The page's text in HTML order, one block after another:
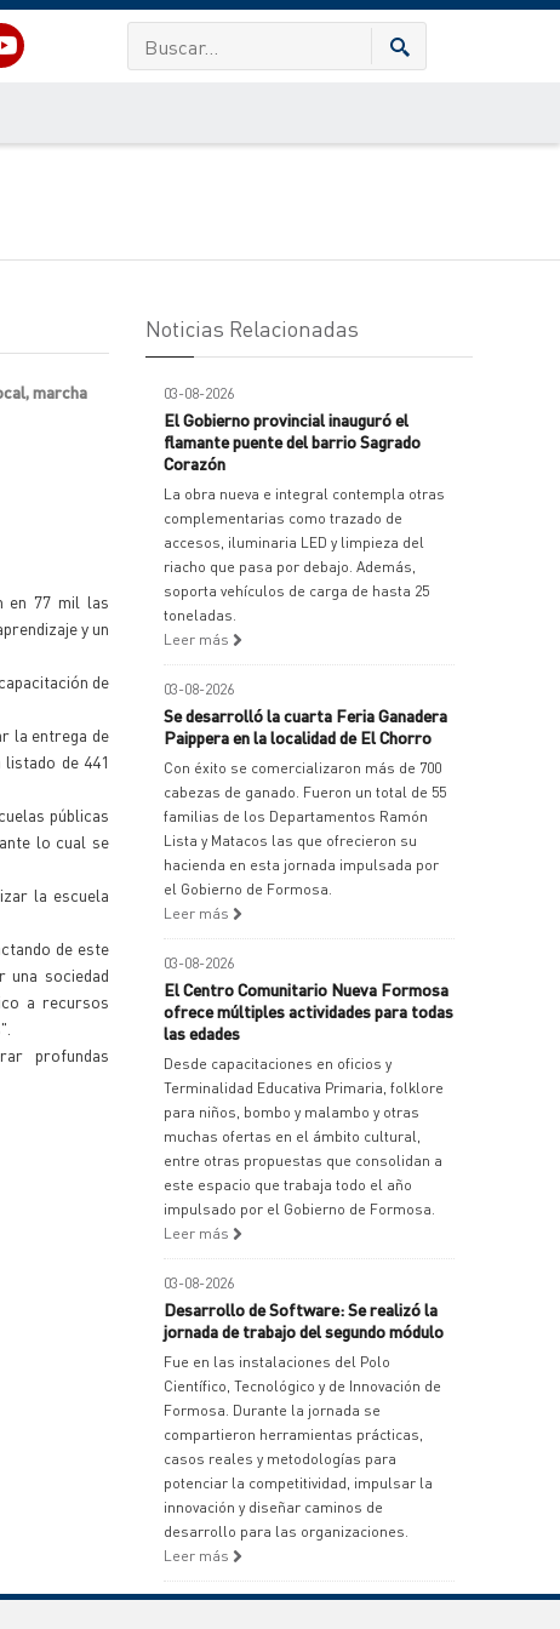
marcha
en 77 mil las
y un
de
la entrega de
de 441
públicas
lo cual se
la escuela
de este
una sociedad
a recursos
profundas
Noticias Relacionadas
03-08-2026
El Gobierno provincial inauguró el
flamante puente del barrio Sagrado
Corazón
La obra nueva e integral contempla otras
complementarias como trazado de
accesos, iluminaria LED y limpieza del
riacho que pasa por debajo. Además,
soporta vehículos de carga de hasta 25
toneladas.
Leer más
03-08-2026
Se desarrolló la cuarta Feria Ganadera
Paippera en la localidad de El Chorro
Con éxito se comercializaron más de 700
cabezas de ganado. Fueron un total de 55
familias de los Departamentos Ramón
Lista y Matacos las que ofrecieron su
hacienda en esta jornada impulsada por
el Gobierno de Formosa.
Leer más
03-08-2026
El Centro Comunitario Nueva Formosa
ofrece múltiples actividades para todas
las edades
Desde capacitaciones en oficios y
Terminalidad Educativa Primaria, folklore
para niños, bombo y malambo y otras
muchas ofertas en el ámbito cultural,
entre otras propuestas que consolidan a
este espacio que trabaja todo el año
impulsado por el Gobierno de Formosa.
Leer más
03-08-2026
Desarrollo de Software: Se realizó la
jornada de trabajo del segundo módulo
Fue en las instalaciones del Polo
Científico, Tecnológico y de Innovación de
Formosa. Durante la jornada se
compartieron herramientas prácticas,
casos reales y metodologías para
potenciar la competitividad, impulsar la
innovación y diseñar caminos de
desarrollo para las organizaciones.
Leer más